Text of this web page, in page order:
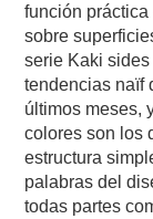
función
sobre
serie Kaki
tendencias naïf
últimos meses,
colores son los
estructura
palabras del
todas partes